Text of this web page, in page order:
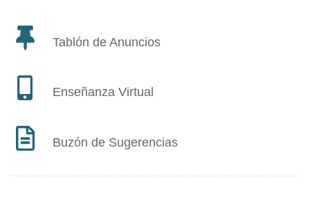
Tablón de Anuncios
Enseñanza Virtual
Buzón de Sugerencias